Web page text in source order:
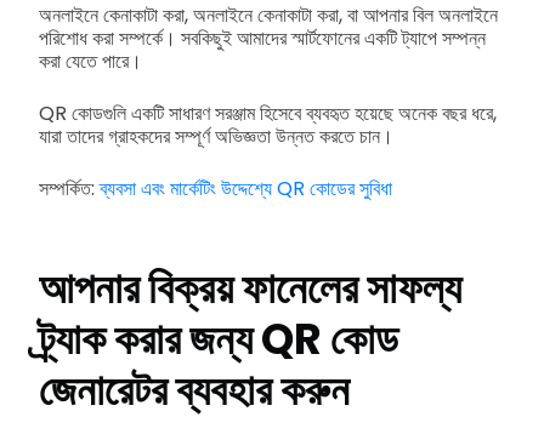
অনলাইনে কেনাকাটা করা, অনলাইনে কেনাকাটা করা, বা আপনার বিল অনলাইনে
পরিশোধ করা সম্পর্কে। সবকিছুই আমাদের স্মার্টফোনের একটি ট্যাপে সম্পন্ন
করা যেতে পারে।
QR কোডগুলি একটি সাধারণ সরঞ্জাম হিসেবে ব্যবহৃত হয়েছে অনেক বছর ধরে,
যারা তাদের গ্রাহকদের সম্পূর্ণ অভিজ্ঞতা উন্নত করতে চান।
সম্পর্কিত:ব্যবসা এবং মার্কেটিং উদ্দেশ্যে QR কোডের সুবিধা
আপনার বিক্রয় ফানেলের সাফল্য
ট্র্যাক করার জন্য QR কোড
জেনারেটর ব্যবহার করুন